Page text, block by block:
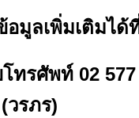
อมูลเพิ่มเติมได้
โทรศัพท์ 02
วรภร)